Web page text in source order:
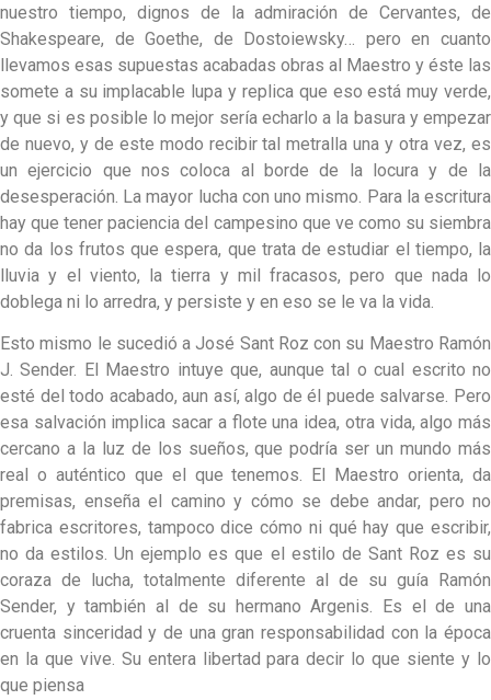
nuestro tiempo, dignos de la admiración de Cervantes, de
Shakespeare, de Goethe, de Dostoiewsky… pero en cuanto
llevamos esas supuestas acabadas obras al Maestro y éste las
somete a su implacable lupa y replica que eso está muy verde,
y que si es posible lo mejor sería echarlo a la basura y empezar
de nuevo, y de este modo recibir tal metralla una y otra vez, es
un ejercicio que nos coloca al borde de la locura y de la
desesperación. La mayor lucha con uno mismo. Para la escritura
hay que tener paciencia del campesino que ve como su siembra
no da los frutos que espera, que trata de estudiar el tiempo, la
lluvia y el viento, la tierra y mil fracasos, pero que nada lo
doblega ni lo arredra, y persiste y en eso se le va la vida.
Esto mismo le sucedió a José Sant Roz con su Maestro Ramón
J. Sender. El Maestro intuye que, aunque tal o cual escrito no
esté del todo acabado, aun así, algo de él puede salvarse. Pero
esa salvación implica sacar a flote una idea, otra vida, algo más
cercano a la luz de los sueños, que podría ser un mundo más
real o auténtico que el que tenemos. El Maestro orienta, da
premisas, enseña el camino y cómo se debe andar, pero no
fabrica escritores, tampoco dice cómo ni qué hay que escribir,
no da estilos. Un ejemplo es que el estilo de Sant Roz es su
coraza de lucha, totalmente diferente al de su guía Ramón
Sender, y también al de su hermano Argenis. Es el de una
cruenta sinceridad y de una gran responsabilidad con la época
en la que vive. Su entera libertad para decir lo que siente y lo
que piensa